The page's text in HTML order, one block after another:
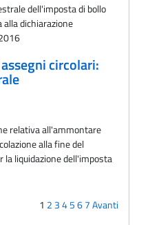
dell'imposta di bollo
dichiarazione
circolari:
relativa all'ammontare
alla fine del
liquidazione dell'imposta
1 2 34567Avanti